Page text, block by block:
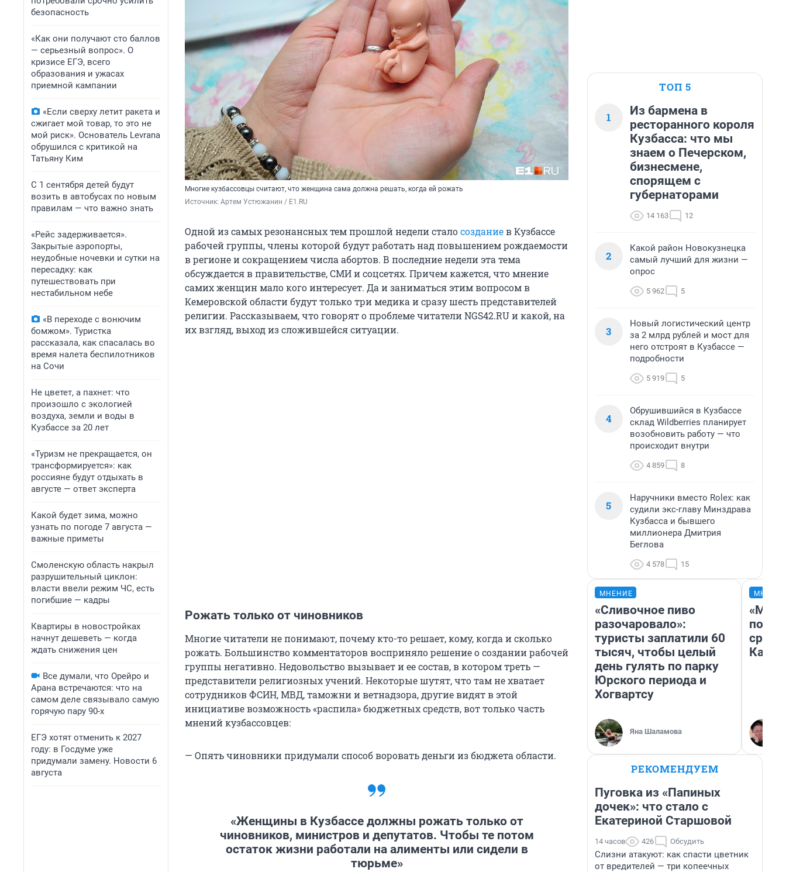
безопасность
«Как они получают сто баллов
— серьезный вопрос». О
кризисе ЕГЭ, всего
образования и ужасах
приемной кампании
«Если сверху летит ракета и
сжигает мой товар, то это не
мой риск». Основатель Levrana
обрушился с критикой на
Татьяну Ким
С 1 сентября детей будут
возить в автобусах по новым
правилам — что важно знать
«Рейс задерживается».
Закрытые аэропорты,
неудобные ночевки и сутки на
пересадку: как
путешествовать при
нестабильном небе
«В переходе с вонючим
бомжом». Туристка
рассказала, как спасалась во
время налета беспилотников
на Сочи
Не цветет, а пахнет: что
произошло с экологией
воздуха, земли и воды в
Кузбассе за 20 лет
«Туризм не прекращается, он
трансформируется»: как
россияне будут отдыхать в
августе — ответ эксперта
Какой будет зима, можно
узнать по погоде 7 августа —
важные приметы
Смоленскую область накрыл
разрушительный циклон:
власти ввели режим ЧС, есть
погибшие — кадры
Квартиры в новостройках
начнут дешеветь — когда
ждать снижения цен
Все думали, что Орейро и
Арана встречаются: что на
самом деле связывало самую
горячую пару 90-х
ЕГЭ хотят отменить к 2027
году: в Госдуме уже
придумали замену. Новости 6
августа
Многие кузбассовцы считают, что женщина сама должна решать, когда ей рожать
Источник: Артем Устюжанин / E1.RU
Одной из самых резонансных тем прошлой недели сталосозданиев Кузбассе
рабочей группы, члены которой будут работать над повышением рождаемости
в регионе и сокращением числа абортов. В последние недели эта тема
обсуждается в правительстве, СМИ и соцсетях. Причем кажется, что мнение
самих женщин мало кого интересует. Да и заниматься этим вопросом в
Кемеровской области будут только три медика и сразу шесть представителей
религии. Рассказываем, что говорят о проблеме читатели NGS42.RU и какой, на
их взгляд, выход из сложившейся ситуации.
Рожать только от чиновников
Многие читатели не понимают, почему кто-то решает, кому, когда и сколько
рожать. Большинство комментаторов восприняло решение о создании рабочей
группы негативно. Недовольство вызывает и ее состав, в котором треть —
представители религиозных учений. Некоторые шутят, что там не хватает
сотрудников ФСИН, МВД, таможни и ветнадзора, другие видят в этой
инициативе возможность «распила» бюджетных средств, вот только часть
мнений кузбассовцев:
— Опять чиновники придумали способ воровать деньги из бюджета области.
«Женщины в Кузбассе должны рожать только от
чиновников, министров и депутатов. Чтобы те потом
остаток жизни работали на алименты или сидели в
тюрьме»
ТОП 5
1
Из бармена в
ресторанного короля
Кузбасса: что мы
знаем о Печерском,
бизнесмене,
спорящем с
губернаторами
14 163 12
2
Какой район Новокузнецка
самый лучший для жизни —
опрос
5 962 5
3
Новый логистический центр
за 2 млрд рублей и мост для
него отстроят в Кузбассе —
подробности
5 919 5
4
Обрушившийся в Кузбассе
склад Wildberries планирует
возобновить работу — что
происходит внутри
4 859 8
5
Наручники вместо Rolex: как
судили экс-главу Минздрава
Кузбасса и бывшего
миллионера Дмитрия
Беглова
4 578 15
МНЕНИЕ
«Сливочное пиво
разочаровало»:
туристы заплатили 60
тысяч, чтобы целый
день гулять по парку
Юрского периода и
Хогвартсу
Яна Шаламова
РЕКОМЕНДУЕМ
Пуговка из «Папиных
дочек»: что стало с
Екатериной Старшовой
14 часов 426 Обсудить
Слизни атакуют: как спасти цветник
от вредителей — три копеечных